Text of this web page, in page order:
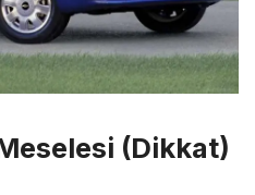
(Dikkat)